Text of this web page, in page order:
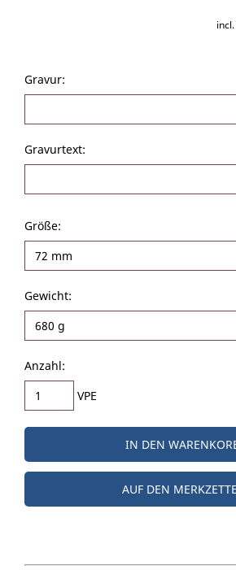
Gravur:
Gravurtext:
Größe:
Gewicht:
Anzahl:
VPE
IN DEN
AUF DEN